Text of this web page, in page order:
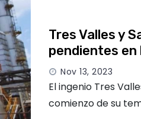
Tres Valles y
pendientes
Nov 13, 2023
El ingenio Tres
comienzo de su